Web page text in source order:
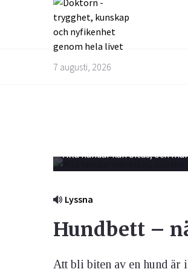
7 augusti, 2026
Alla hundar kan bitas, och
Lyssna
Hundbett –
Att bli biten av en hund är